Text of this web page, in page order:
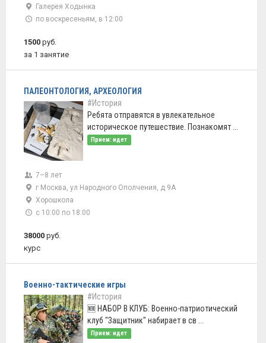
Галерея Ходынка
по воскресеньям, в 12:00
1500 руб.
за 1 занятие
ПАЛЕОНТОЛОГИЯ, АРХЕОЛОГИЯ
#История
Ребята отправятся в увлекательное
историческое путешествие. Познакомят ...
Прием: идет
7–8 лет
г Москва, ул Народного Ополчения, д 9А
Хорошкола
с 10:00 по 18:00
38000 руб.
курс
Военно-тактические игры
#История
🆕 НАБОР В КЛУБ: Военно-патриотический
клуб "Защитник" набирает в св ...
Прием: идет